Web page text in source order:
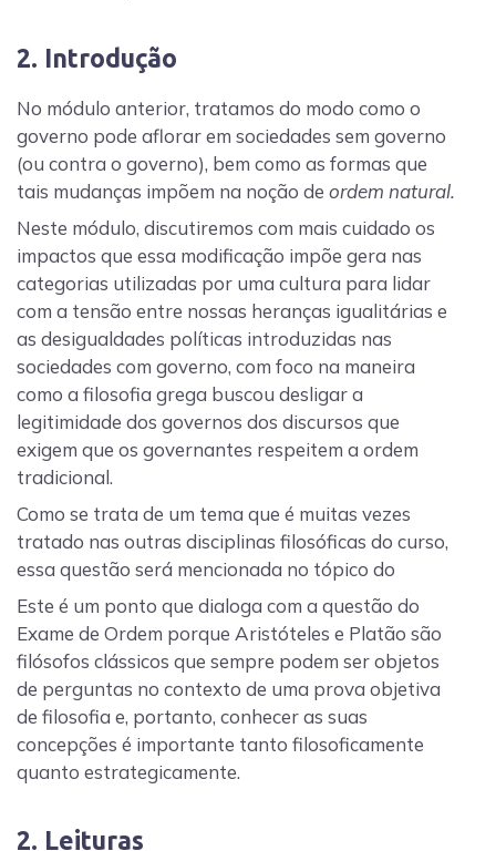
2. Introdução
No módulo anterior, tratamos do modo como o
governo pode aflorar em sociedades sem governo
(ou contra o governo), bem como as formas que
tais mudanças impõem na noção de ordem natural.
Neste módulo, discutiremos com mais cuidado os
impactos que essa modificação impõe gera nas
categorias utilizadas por uma cultura para lidar
com a tensão entre nossas heranças igualitárias e
as desigualdades políticas introduzidas nas
sociedades com governo, com foco na maneira
como a filosofia grega buscou desligar a
legitimidade dos governos dos discursos que
exigem que os governantes respeitem a ordem
tradicional.
Como se trata de um tema que é muitas vezes
tratado nas outras disciplinas filosóficas do curso,
essa questão será mencionada no tópico do
Este é um ponto que dialoga com a questão do
Exame de Ordem porque Aristóteles e Platão são
filósofos clássicos que sempre podem ser objetos
de perguntas no contexto de uma prova objetiva
de filosofia e, portanto, conhecer as suas
concepções é importante tanto filosoficamente
quanto estrategicamente.
2. Leituras